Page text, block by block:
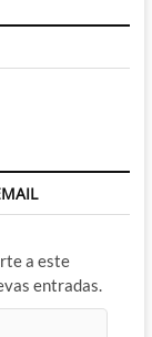
a este
entradas.